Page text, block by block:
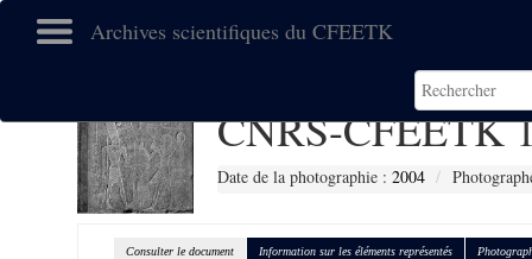
Archives scientifiques du CFEETK
CNRS-CFEETK
Date de la photographie :2004
Consulter le document Information sur les éléments représentés